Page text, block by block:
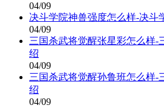
04/09
决斗学院神兽强度怎么样-决斗
04/09
三国杀武将觉醒张星彩怎么样-
绍
04/09
三国杀武将觉醒孙鲁班怎么样-
绍
04/09